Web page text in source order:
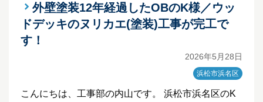
外壁塗装12年経過したOBのK様／ウッ
ドデッキのヌリカエ(塗装)工事が完工で
す！
2026年5月28日
浜松市浜名区
こんにちは、工事部の内山です。 浜松市浜名区のK